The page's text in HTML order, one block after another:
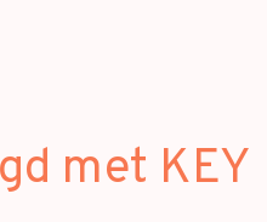
met KEY